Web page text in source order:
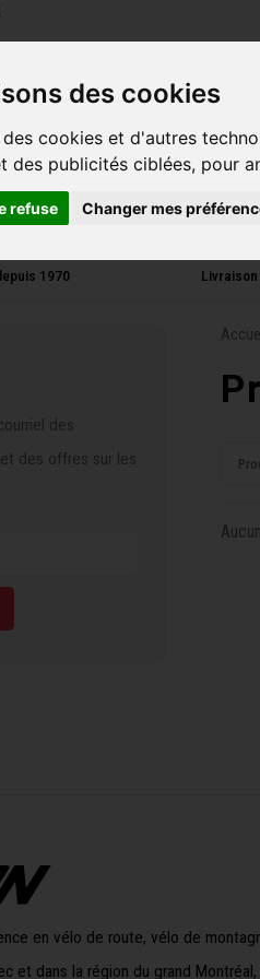
des cookies
cookies et d'autres
des publicités ciblées, pour
refuse Changer mes
Souliers Casques
1970
des
des offres sur les
en vélo de route, vélo de
et dans la région du grand